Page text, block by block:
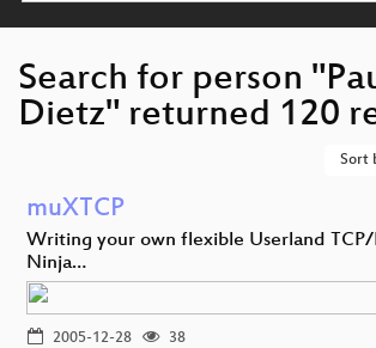
Search for person
Dietz" returned 120
Sort
muXTCP
Writing your own flexible Userland TCP/
Ninja…
2005-12-28
38